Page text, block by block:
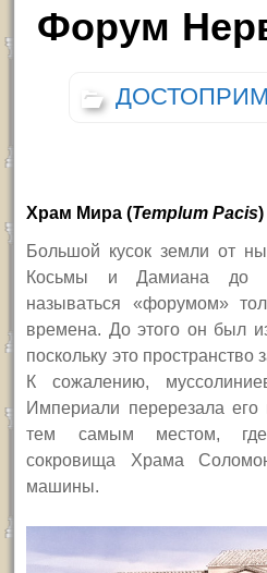
Форум
Храм Мира (Templum Pacis
Большой кусок земли от
Косьмы и Дамиана до
называться «форумом»
времена. До этого он был
поскольку это
К сожалению,
Империали перерезала
тем самым местом, где
сокровища Храма
машины.